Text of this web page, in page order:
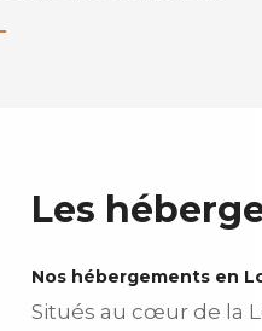
Les
Nos hébergements en
Situés au cœur de la